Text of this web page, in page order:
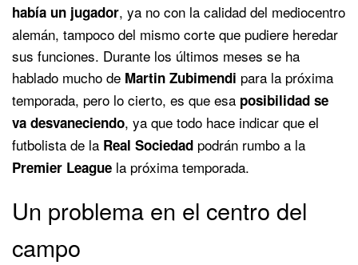
había un jugador, ya no con la calidad del mediocentro
alemán, tampoco del mismo corte que pudiere heredar
sus funciones. Durante los últimos meses se ha
hablado mucho de Martin Zubimendi para la próxima
temporada, pero lo cierto, es que esa posibilidad se
va desvaneciendo, ya que todo hace indicar que el
futbolista de la Real Sociedad podrán rumbo a la
Premier League la próxima temporada.
Un problema en el centro del
campo